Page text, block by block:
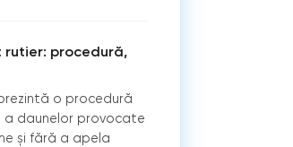
procedură,
o procedură
a daunelor provocate
și fără a apela